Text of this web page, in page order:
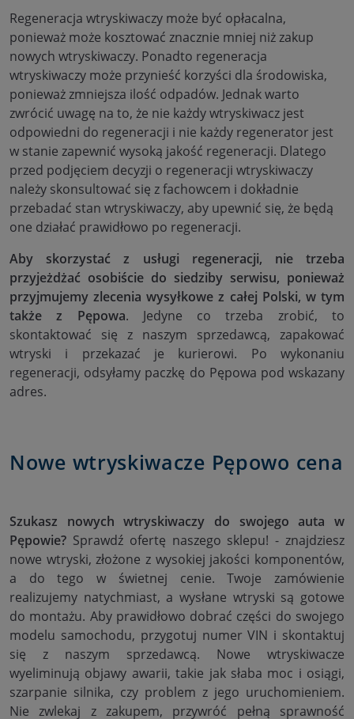
Regeneracja wtryskiwaczy może być opłacalna,
ponieważ może kosztować znacznie mniej niż zakup
nowych wtryskiwaczy. Ponadto regeneracja
wtryskiwaczy może przynieść korzyści dla środowiska,
ponieważ zmniejsza ilość odpadów. Jednak warto
zwrócić uwagę na to, że nie każdy wtryskiwacz jest
odpowiedni do regeneracji i nie każdy regenerator jest
w stanie zapewnić wysoką jakość regeneracji. Dlatego
przed podjęciem decyzji o regeneracji wtryskiwaczy
należy skonsultować się z fachowcem i dokładnie
przebadać stan wtryskiwaczy, aby upewnić się, że będą
one działać prawidłowo po regeneracji.
Aby skorzystać z usługi regeneracji, nie trzeba
przyjeżdżać osobiście do siedziby serwisu, ponieważ
przyjmujemy zlecenia wysyłkowe z całej Polski, w tym
także z Pępowa. Jedyne co trzeba zrobić, to
skontaktować się z naszym sprzedawcą, zapakować
wtryski i przekazać je kurierowi. Po wykonaniu
regeneracji, odsyłamy paczkę do Pępowa pod wskazany
adres.
Nowe wtryskiwacze Pępowo cena
Szukasz nowych wtryskiwaczy do swojego auta w
Pępowie? Sprawdź ofertę naszego sklepu! - znajdziesz
nowe wtryski, złożone z wysokiej jakości komponentów,
a do tego w świetnej cenie. Twoje zamówienie
realizujemy natychmiast, a wysłane wtryski są gotowe
do montażu. Aby prawidłowo dobrać części do swojego
modelu samochodu, przygotuj numer VIN i skontaktuj
się z naszym sprzedawcą. Nowe wtryskiwacze
wyeliminują objawy awarii, takie jak słaba moc i osiągi,
szarpanie silnika, czy problem z jego uruchomieniem.
Nie zwlekaj z zakupem, przywróć pełną sprawność